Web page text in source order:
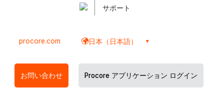
サポート
procore.com 日本（日本語）
お問い合わせ Procore アプリケーション ログイン